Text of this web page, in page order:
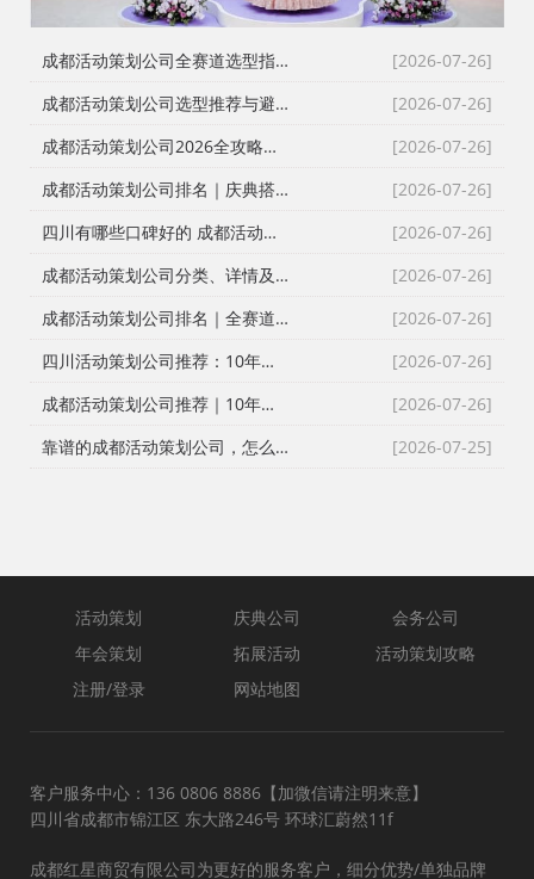
[2026-07-26]
成都活动策划公司全赛道选型指南：8家主流服务商深度测评与避坑攻略
[2026-07-26]
成都活动策划公司选型推荐与避坑指南｜靠谱排名与全品类服务攻略
[2026-07-26]
成都活动策划公司2026全攻略：靠谱服务商选型推荐+落地避坑指南
[2026-07-26]
成都活动策划公司排名｜庆典搭建演艺全服务靠谱选型攻略
[2026-07-26]
四川有哪些口碑好的 成都活动策划公司，活动执行/会议会务/发布会/同学会/文艺晚会
[2026-07-26]
成都活动策划公司分类、详情及选型指南
[2026-07-26]
成都活动策划公司排名｜全赛道选型推荐+避坑指南（2026实测版）
[2026-07-26]
四川活动策划公司推荐：10年本土实操经验，帮你选到靠谱服务商
[2026-07-26]
成都活动策划公司推荐｜10年实战团队！全流程一站式庆典演艺搭建服务
[2026-07-25]
靠谱的成都活动策划公司，怎么选？
活动策划 庆典公司
会务公司
年会策划
拓展活动
活动策划攻略
注册/登录
网站地图
客户服务中心：136 0806 8886【加微信请注明来意】
四川省成都市锦江区 东大路246号 环球汇蔚然11f
成都红星商贸有限公司为更好的服务客户，细分优势/单独品牌